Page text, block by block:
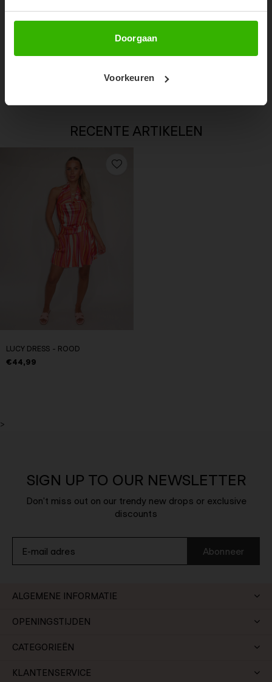
Doorgaan
Voorkeuren
€11,99 €24,99
RECENTE ARTIKELEN
LUCY DRESS - ROOD
€44,99
>
SIGN UP TO OUR NEWSLETTER
Don't miss out on our trendy new drops or exclusive
discounts
Abonneer
ALGEMENE INFORMATIE
OPENINGSTIJDEN
CATEGORIEËN
KLANTENSERVICE